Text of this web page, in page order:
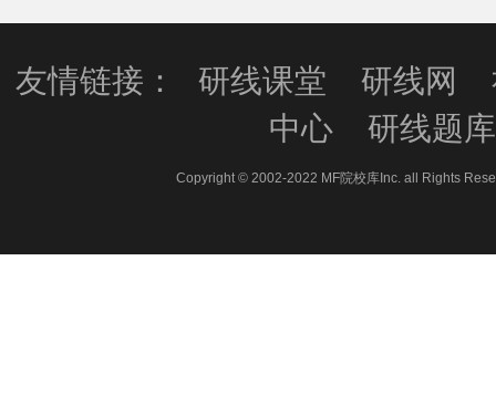
友情链接： 研线课堂 研线网
中心
研线题库
Copyright © 2002-2022 MF院校库Inc. all Rights